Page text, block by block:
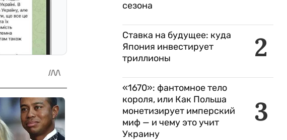
сезона
2
Ставка на будущее: куда
Япония инвестирует
триллионы
3
«1670»: фантомное тело
короля, или Как Польша
монетизирует имперский
миф — и чему это учит
Украину